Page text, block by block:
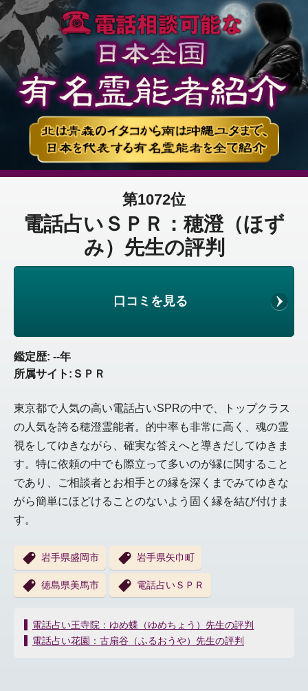
第1072位
電話占いＳＰＲ：穂澄（ほず
み）先生の評判
口コミを見る
鑑定歴: --年
所属サイト:ＳＰＲ
東京都で人気の高い電話占いSPRの中で、トップクラス
の人気を誇る穂澄霊能者。的中率も非常に高く、魂の霊
視をしてゆきながら、確実な答えへと導きだしてゆきま
す。特に依頼の中でも際立って多いのが縁に関すること
であり、ご相談者とお相手との縁を深くまでみてゆきな
がら簡単にほどけることのないよう固く縁を結び付けま
す。
岩手県盛岡市 岩手県矢巾町
徳島県美馬市 電話占いＳＰＲ
投
稿
電話占い王寺院：ゆめ蝶（ゆめちょう）先生の評判
電話占い花園：古扇谷（ふるおうや）先生の評判